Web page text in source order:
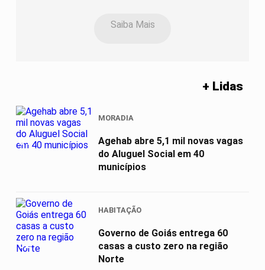
Saiba Mais
+ Lidas
01
MORADIA
Agehab abre 5,1 mil novas vagas
do Aluguel Social em 40
municípios
02
HABITAÇÃO
Governo de Goiás entrega 60
casas a custo zero na região
Norte